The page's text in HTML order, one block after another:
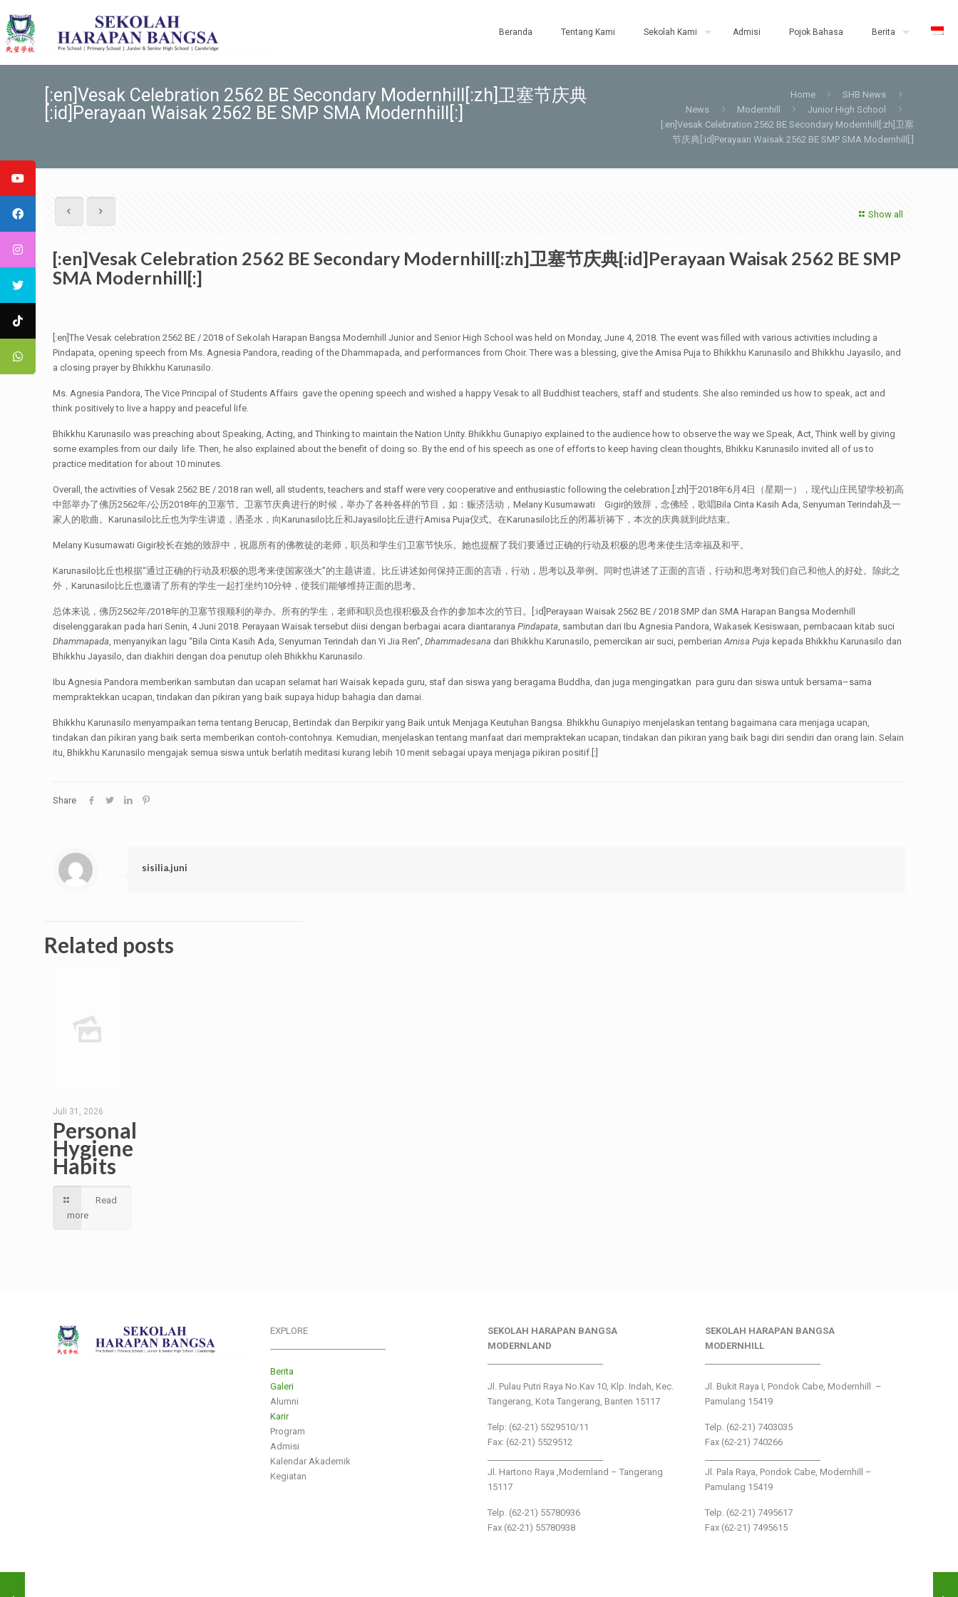
Beranda Tentang Kami Sekolah Kami Admisi Pojok Bahasa Berita
[:en]Vesak Celebration 2562 BE Secondary Modernhill[:zh]卫塞节庆典
[:id]Perayaan Waisak 2562 BE SMP SMA Modernhill[:]
Home
SHB News
News
Modernhill
Junior High School
[:en]Vesak Celebration 2562 BE Secondary Modernhill[:zh]卫塞
节庆典[:id]Perayaan Waisak 2562 BE SMP SMA Modernhill[:]
Show all
[:en]Vesak Celebration 2562 BE Secondary Modernhill[:zh]卫塞节庆典[:id]Perayaan Waisak 2562 BE SMP
SMA Modernhill[:]
[:en]The Vesak celebration 2562 BE / 2018 of Sekolah Harapan Bangsa Modernhill Junior and Senior High School was held on Monday, June 4, 2018. The event was filled with various activities including a
Pindapata, opening speech from Ms. Agnesia Pandora, reading of the Dhammapada, and performances from Choir. There was a blessing, give the Amisa Puja to Bhikkhu Karunasilo and Bhikkhu Jayasilo, and
a closing prayer by Bhikkhu Karunasilo.
Ms. Agnesia Pandora, The Vice Principal of Students Affairs gave the opening speech and wished a happy Vesak to all Buddhist teachers, staff and students. She also reminded us how to speak, act and
think positively to live a happy and peaceful life.
Bhikkhu Karunasilo was preaching about Speaking, Acting, and Thinking to maintain the Nation Unity. Bhikkhu Gunapiyo explained to the audience how to observe the way we Speak, Act, Think well by giving
some examples from our daily life. Then, he also explained about the benefit of doing so. By the end of his speech as one of efforts to keep having clean thoughts, Bhikku Karunasilo invited all of us to
practice meditation for about 10 minutes.
Overall, the activities of Vesak 2562 BE / 2018 ran well, all students, teachers and staff were very cooperative and enthusiastic following the celebration.[:zh]于2018年6月4日（星期一），现代山庄民望学校初高
中部举办了佛历2562年/公历2018年的卫塞节。卫塞节庆典进行的时候，举办了各种各样的节目，如：赈济活动，Melany Kusumawati Gigir的致辞，念佛经，歌唱Bila Cinta Kasih Ada, Senyuman Terindah及一
家人的歌曲。Karunasilo比丘也为学生讲道，洒圣水，向Karunasilo比丘和Jayasilo比丘进行Amisa Puja仪式。在Karunasilo比丘的闭幕祈祷下，本次的庆典就到此结束。
Melany Kusumawati Gigir校长在她的致辞中，祝愿所有的佛教徒的老师，职员和学生们卫塞节快乐。她也提醒了我们要通过正确的行动及积极的思考来使生活幸福及和平。
Karunasilo比丘也根据“通过正确的行动及积极的思考来使国家强大”的主题讲道。比丘讲述如何保持正面的言语，行动，思考以及举例。同时也讲述了正面的言语，行动和思考对我们自己和他人的好处。除此之
外，Karunasilo比丘也邀请了所有的学生一起打坐约10分钟，使我们能够维持正面的思考。
总体来说，佛历2562年/2018年的卫塞节很顺利的举办。所有的学生，老师和职员也很积极及合作的参加本次的节日。[:id]Perayaan Waisak 2562 BE / 2018 SMP dan SMA Harapan Bangsa Modernhill
diselenggarakan pada hari Senin, 4 Juni 2018. Perayaan Waisak tersebut diisi dengan berbagai acara diantaranyaPindapata, sambutan dari Ibu Agnesia Pandora, Wakasek Kesiswaan, pembacaan kitab suci
Dhammapada, menyanyikan lagu “Bila Cinta Kasih Ada, Senyuman Terindah dan Yi Jia Ren”,Dhammadesana dari Bhikkhu Karunasilo, pemercikan air suci, pemberianAmisa Puja kepada Bhikkhu Karunasilo dan
Bhikkhu Jayasilo, dan diakhiri dengan doa penutup oleh Bhikkhu Karunasilo.
Ibu Agnesia Pandora memberikan sambutan dan ucapan selamat hari Waisak kepada guru, staf dan siswa yang beragama Buddha, dan juga mengingatkan para guru dan siswa untuk bersama–sama
mempraktekkan ucapan, tindakan dan pikiran yang baik supaya hidup bahagia dan damai.
Bhikkhu Karunasilo menyampaikan tema tentang Berucap, Bertindak dan Berpikir yang Baik untuk Menjaga Keutuhan Bangsa. Bhikkhu Gunapiyo menjelaskan tentang bagaimana cara menjaga ucapan,
tindakan dan pikiran yang baik serta memberikan contoh-contohnya. Kemudian, menjelaskan tentang manfaat dari mempraktekan ucapan, tindakan dan pikiran yang baik bagi diri sendiri dan orang lain. Selain
itu, Bhikkhu Karunasilo mengajak semua siswa untuk berlatih meditasi kurang lebih 10 menit sebagai upaya menjaga pikiran positif.[:]
Share
sisilia.juni
Related posts
Juli 31, 2026
Personal
Hygiene
Habits
Read
more
EXPLORE
Berita
Galeri
Alumni
Karir
Program
Admisi
Kalendar Akademik
Kegiatan
SEKOLAH HARAPAN BANGSA
MODERNLAND
Jl. Pulau Putri Raya No.Kav 10, Klp. Indah, Kec.
Tangerang, Kota Tangerang, Banten 15117
Telp: (62-21) 5529510/11
Fax: (62-21) 5529512
Jl. Hartono Raya ,Modernland – Tangerang
15117
Telp. (62-21) 55780936
Fax (62-21) 55780938
SEKOLAH HARAPAN BANGSA
MODERNHILL
Jl. Bukit Raya I, Pondok Cabe, Modernhill –
Pamulang 15419
Telp. (62-21) 7403035
Fax (62-21) 740266
Jl. Pala Raya, Pondok Cabe, Modernhill –
Pamulang 15419
Telp. (62-21) 7495617
Fax (62-21) 7495615